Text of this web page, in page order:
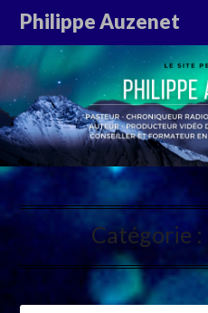
Philippe Auzenet
Catégorie :